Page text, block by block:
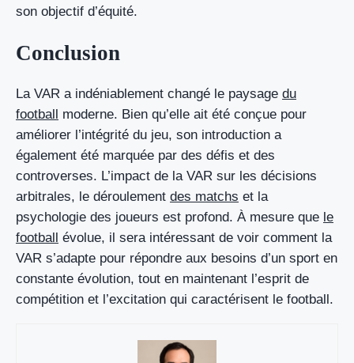
son objectif d’équité.
Conclusion
La VAR a indéniablement changé le paysage du
football moderne. Bien qu’elle ait été conçue pour
améliorer l’intégrité du jeu, son introduction a
également été marquée par des défis et des
controverses. L’impact de la VAR sur les décisions
arbitrales, le déroulement des matchs et la
psychologie des joueurs est profond. À mesure que le
football évolue, il sera intéressant de voir comment la
VAR s’adapte pour répondre aux besoins d’un sport en
constante évolution, tout en maintenant l’esprit de
compétition et l’excitation qui caractérisent le football.